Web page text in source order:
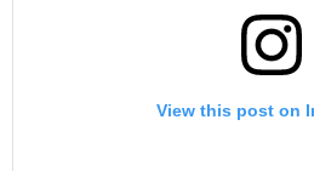
View this post on